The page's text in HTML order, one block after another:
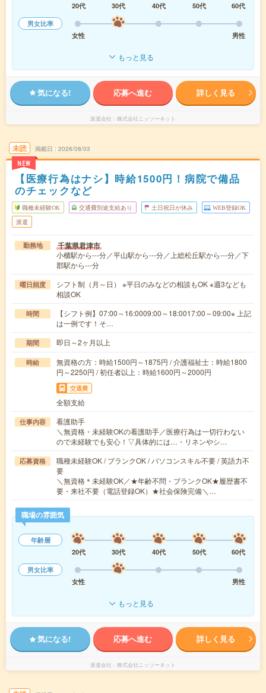
20代
30代 40代 50代
60代
男女比率
女性
男性
もっと見る
気になる! 応募へ進む 詳しく見る
派遣会社 株式会社ニッソーネット
未読
NEW
掲載日 2026/08/03
【医療行為はナシ】時給1500円！病院で備品
のチェックなど
職種未経験OK 交通費別途支給あり 土日祝日が休み WEB登録OK
派遣
勤務地 千葉県君津市
小櫃駅から---分／平山駅から---分／上総松丘駅から---分／下
郡駅から---分
曜日頻度
シフト制（月～日） ※平日のみなどの相談もOK ※週3なども
相談OK
時間
【シフト例】07:00～16:0009:00～18:0017:00～09:00※ 上記
は一例です！そ…
期間 即日～2ヶ月以上
時給
無資格の方：時給1500円～1875円 / 介護福祉士：時給1800
円～2250円 / 初任者以上：時給1600円～2000円
交通費
全額支給
仕事内容
看護助手
＼無資格・未経験OKの看護助手／医療行為は一切行わない
ので未経験でも安心！▽具体的には…・リネンやシ…
応募資格
職種未経験OK / ブランクOK / パソコンスキル不要 / 英語力不
要
＼無資格＊未経験OK／★年齢不問・ブランクOK★履歴書不
要・来社不要（電話登録OK）★社会保険完備＼…
職場の雰囲気
年齢層
20代
30代 40代 50代
60代
男女比率
女性
男性
もっと見る
気になる! 応募へ進む 詳しく見る
派遣会社 株式会社ニッソーネット